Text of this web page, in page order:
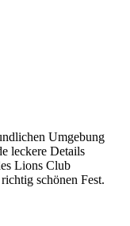
Umgebung
leckere Details
Lions Club
schönen Fest.